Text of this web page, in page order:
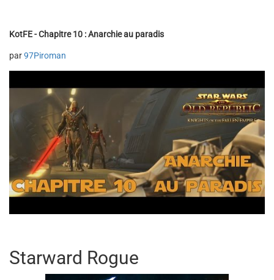
KotFE - Chapitre 10 : Anarchie au paradis
par97Piroman
Starward Rogue